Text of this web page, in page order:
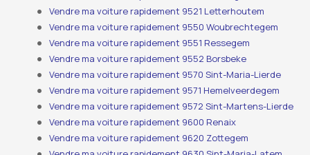
Vendre ma voiture rapidement 9521 Letterhoutem
Vendre ma voiture rapidement 9550 Woubrechtegem
Vendre ma voiture rapidement 9551 Ressegem
Vendre ma voiture rapidement 9552 Borsbeke
Vendre ma voiture rapidement 9570 Sint-Maria-Lierde
Vendre ma voiture rapidement 9571 Hemelveerdegem
Vendre ma voiture rapidement 9572 Sint-Martens-Lierde
Vendre ma voiture rapidement 9600 Renaix
Vendre ma voiture rapidement 9620 Zottegem